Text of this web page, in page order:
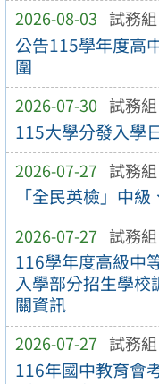
2026-08-03 試務組
公告115學年度高
圍
2026-07-30 試務組
115大學分發入學
2026-07-27 試務組
「全民英檢」中
2026-07-27 試務組
116學年度高級中
入學部分招生學校
關資訊
2026-07-27 試務組
116年國中教育會